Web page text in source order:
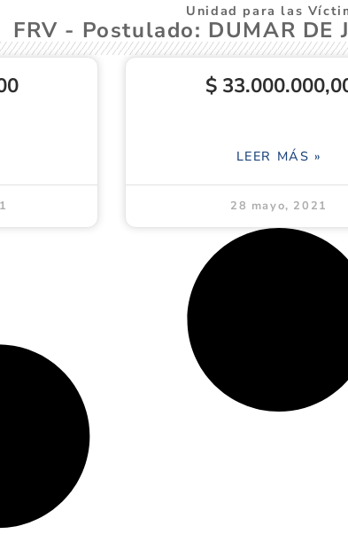
Unidad para las
FRV - Postulado: DUMAR DE
$
LEER MÁS »
28 mayo, 2021